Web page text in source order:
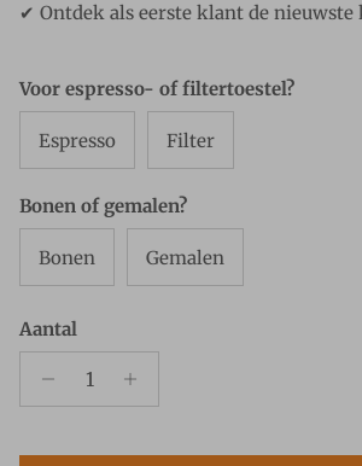
✔ Ontdek als eerste klant de nieuwste
Voor espresso- of filtertoestel?
Espresso Filter
Bonen of gemalen?
Bonen Gemalen
Aantal